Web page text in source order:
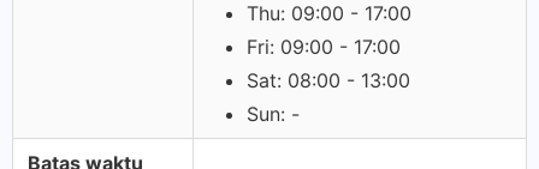
Thu: 09:00 - 17:00
Fri: 09:00 - 17:00
Sat: 08:00 - 13:00
Sun: -
Batas waktu